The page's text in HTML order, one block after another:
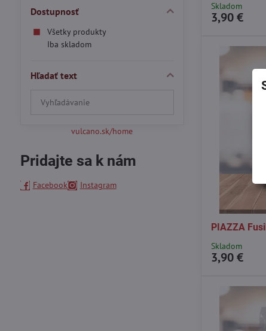
Skladom
3,90 €
PIAZZA
Skladom
3,90 €
Dostupnosť
Všetky produkty
Iba skladom
Hľadať text
Prehľadať
výsledky
vulcano.sk/home
Pridajte sa k nám
Facebook Instagram